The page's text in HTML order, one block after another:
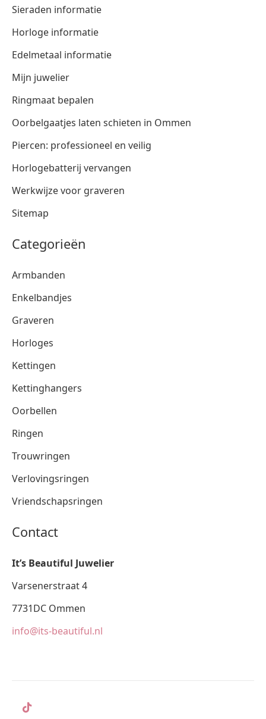
Sieraden informatie
Horloge informatie
Edelmetaal informatie
Mijn juwelier
Ringmaat bepalen
Oorbelgaatjes laten schieten in Ommen
Piercen: professioneel en veilig
Horlogebatterij vervangen
Werkwijze voor graveren
Sitemap
Categorieën
Armbanden
Enkelbandjes
Graveren
Horloges
Kettingen
Kettinghangers
Oorbellen
Ringen
Trouwringen
Verlovingsringen
Vriendschapsringen
Contact
It’s Beautiful Juwelier
Varsenerstraat 4
7731DC Ommen
info@its-beautiful.nl